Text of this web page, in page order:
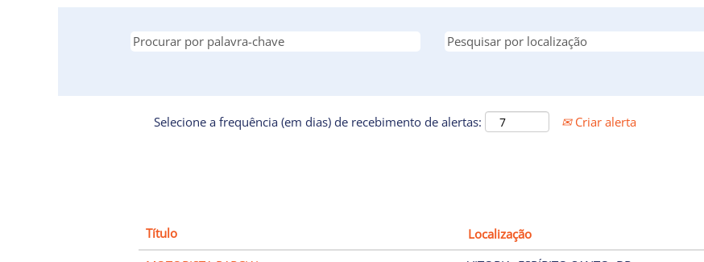
Selecione a frequência (em dias) de recebimento de alertas: Criar alerta
Título Localização